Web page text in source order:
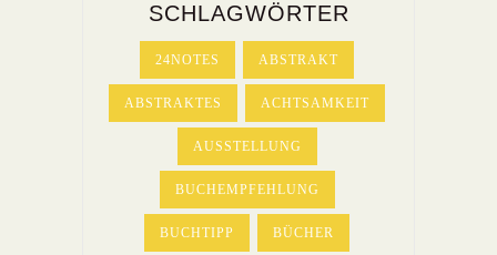
SCHLAGWÖRTER
24NOTES ABSTRAKT
ABSTRAKTES ACHTSAMKEIT
AUSSTELLUNG
BUCHEMPFEHLUNG
BUCHTIPP BÜCHER